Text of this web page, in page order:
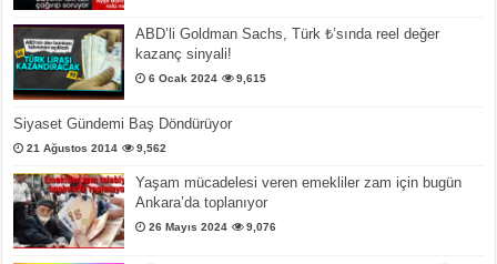
ABD’li Goldman Sachs, Türk ₺’sında reel değer
kazanç sinyali!
6 Ocak 2024 9,615
Siyaset Gündemi Baş Döndürüyor
21 Ağustos 2014 9,562
Yaşam mücadelesi veren emekliler zam için bugün
Ankara’da toplanıyor
26 Mayıs 2024 9,076